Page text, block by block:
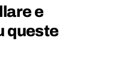
e
queste